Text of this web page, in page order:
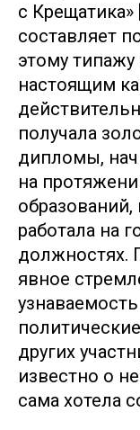
с
составляет
этому
настоящим
получала
дипломы,
на
образований,
работала на
должностях.
явное
других
известно о
сама хотела